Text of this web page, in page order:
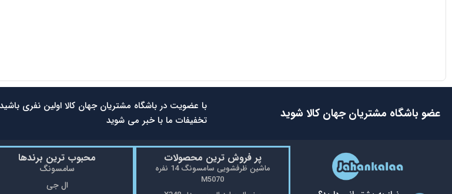
عضو باشگاه مشتریان جهان کالا شوید
با عضویت در باشگاه مشتریان جهان کالا اولین نفری
تخفیفات ما با خبر می شوید
پر فروش ترین محصولات
ماشین ظرفشویی سامسونگ 14 نفره
M5070
محبوب ترین برندها
سامسونگ
ال جی